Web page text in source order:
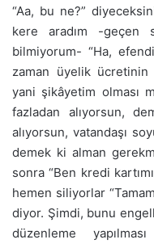
“Aa, bu ne?”
kere aradım -geçen
bilmiyorum- “Ha,
zaman üyelik ücretinin
yani şikâyetim olması
fazladan alıyorsun,
alıyorsun, vatandaşı
demek ki alman
sonra “Ben kredi
hemen siliyorlar
diyor. Şimdi, bunu
düzenleme